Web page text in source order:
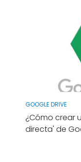
GOOGLE DRIVE
¿Cómo crear
directa' de